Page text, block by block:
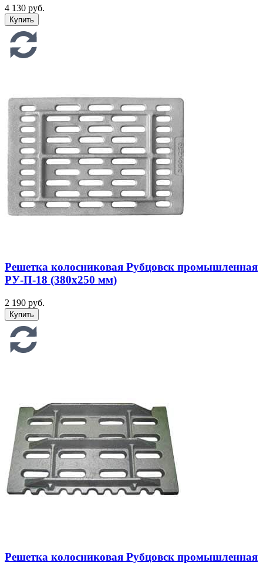
4 130 руб.
Решетка колосниковая Рубцовск промышленная
РУ-П-18 (380х250 мм)
2 190 руб.
Решетка колосниковая Рубцовск промышленная